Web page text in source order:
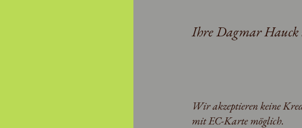
Ihre Dagmar
Wirakzeptieren keine
mit EC-Karte möglich.